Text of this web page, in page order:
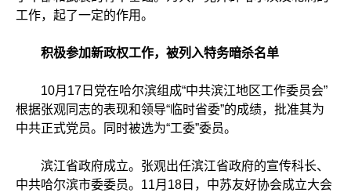
工作，起了一定的作用。
积极参加新政权工作，被列入特务暗杀名单
10月17日党在哈尔滨组成“中共滨江地区工作委员会”
根据张观同志的表现和领导“临时省委”的成绩，批准其为
中共正式党员。同时被选为“工委”委员。
滨江省政府成立。张观出任滨江省政府的宣传科长、
中共哈尔滨市委委员。11月18日，中苏友好协会成立大会